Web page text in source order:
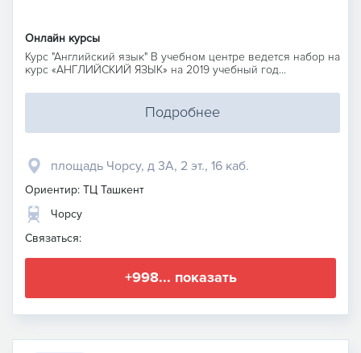
Онлайн курсы
Курс "Английский язык" В учебном центре ведется набор на
курс «АНГЛИЙСКИЙ ЯЗЫК» на 2019 учебный год...
Подробнее
площадь Чорсу, д 3А, 2 эт., 16 каб.
Ориентир: ТЦ Ташкент
Чорсу
Связаться:
+998... показать